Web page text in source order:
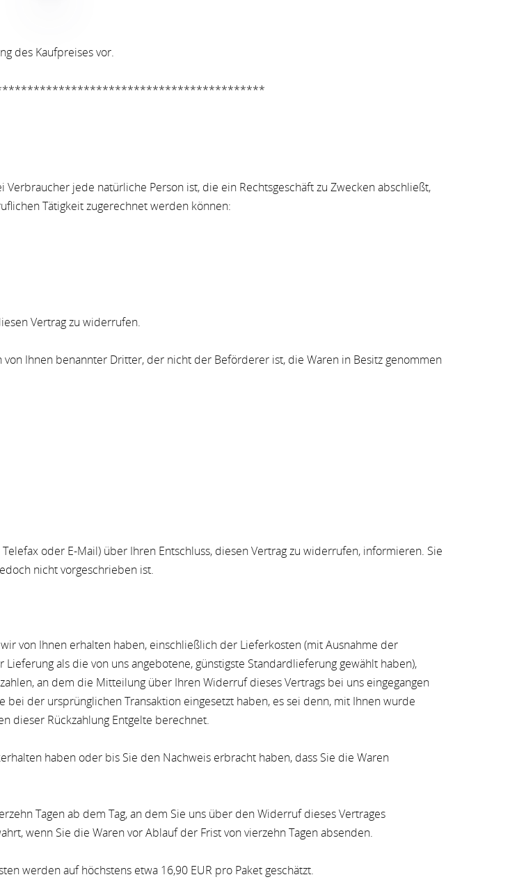
des Kaufpreises vor.
jede natürliche Person ist, die ein Rechtsgeschäft zu Zwecken abschließt,
Tätigkeit zugerechnet werden können:
Vertrag zu widerrufen.
Ihnen benannter Dritter, der nicht der Beförderer ist, die Waren in Besitz genommen
oder E-Mail) über Ihren Entschluss, diesen Vertrag zu widerrufen, informieren. Sie
nicht vorgeschrieben ist.
von Ihnen erhalten haben, einschließlich der Lieferkosten (mit Ausnahme der
als die von uns angebotene, günstigste Standardlieferung gewählt haben),
an dem die Mitteilung über Ihren Widerruf dieses Vertrags bei uns eingegangen
der ursprünglichen Transaktion eingesetzt haben, es sei denn, mit Ihnen wurde
dieser Rückzahlung Entgelte berechnet.
haben oder bis Sie den Nachweis erbracht haben, dass Sie die Waren
Tagen ab dem Tag, an dem Sie uns über den Widerruf dieses Vertrages
wenn Sie die Waren vor Ablauf der Frist von vierzehn Tagen absenden.
werden auf höchstens etwa 16,90 EUR pro Paket geschätzt.